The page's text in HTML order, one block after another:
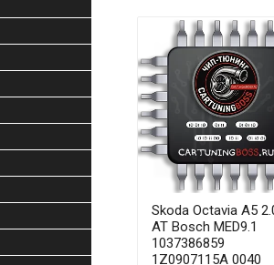
Skoda Octavia A5
AT Bosch MED9.1
1037386859
1Z0907115A 0040